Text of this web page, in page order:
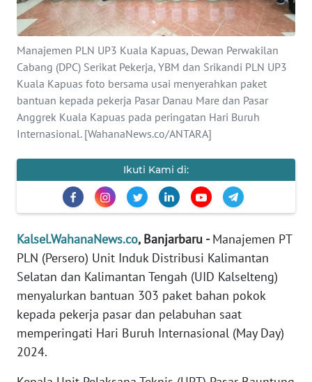
Manajemen PLN UP3 Kuala Kapuas, Dewan Perwakilan
Cabang (DPC) Serikat Pekerja, YBM dan Srikandi PLN UP3
Kuala Kapuas foto bersama usai menyerahkan paket
bantuan kepada pekerja Pasar Danau Mare dan Pasar
Anggrek Kuala Kapuas pada peringatan Hari Buruh
Internasional. [WahanaNews.co/ANTARA]
Ikuti Kami di:
Kalsel.WahanaNews.co, Banjarbaru -Manajemen PT
PLN (Persero) Unit Induk Distribusi Kalimantan
Selatan dan Kalimantan Tengah (UID Kalselteng)
menyalurkan bantuan 303 paket bahan pokok
kepada pekerja pasar dan pelabuhan saat
memperingati Hari Buruh Internasional (May Day)
2024.
KONTAK
KAMI
IKLAN
TENTANG
KAMI
PEDOMAN
KARIR
DISCLAIMER
Wahana
News